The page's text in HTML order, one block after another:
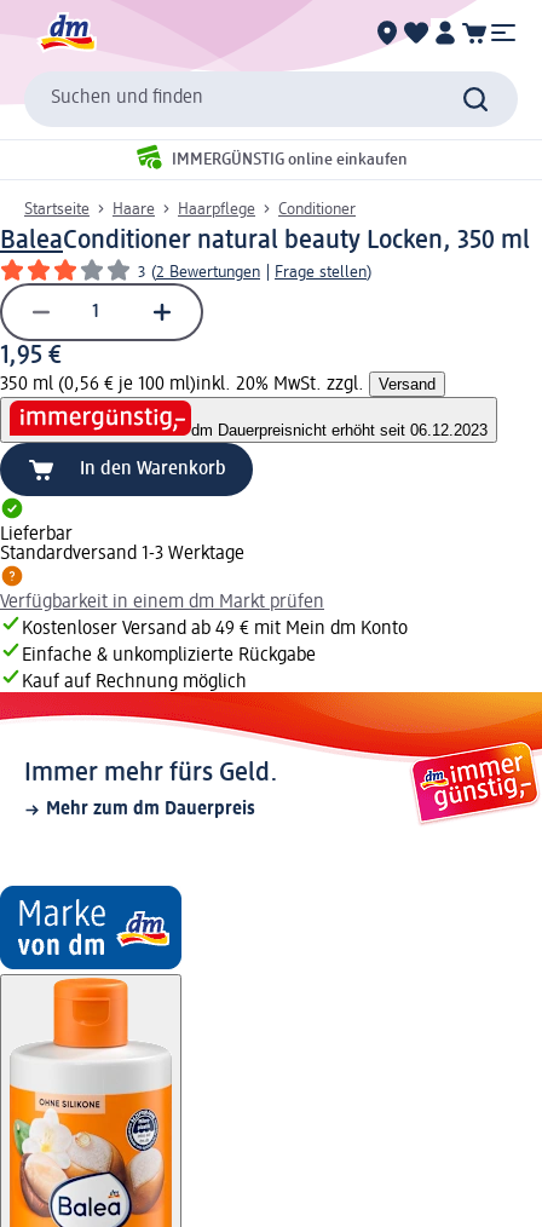
Suchen und finden
IMMERGÜNSTIG online einkaufen
Startseite Haare Haarpflege Conditioner
BaleaConditioner natural beauty Locken, 350 ml
3 (2 Bewertungen Frage stellen)
1,95 €
350 ml (0,56 € je 100 ml)inkl. 20% MwSt. zzgl. Versand
dm Dauerpreisnicht erhöht seit 06.12.2023
In den Warenkorb
Lieferbar
Standardversand 1-3 Werktage
Verfügbarkeit in einem dm Markt prüfen
Kostenloser Versand ab 49 € mit Mein dm Konto
Einfache & unkomplizierte Rückgabe
Kauf auf Rechnung möglich
Immer mehr fürs Geld.
Mehr zum dm Dauerpreis